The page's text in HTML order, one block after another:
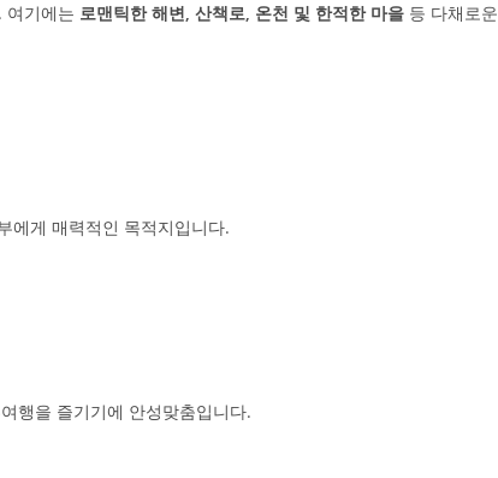
여기에는 로맨틱한 해변, 산책로, 온천 및 한적한 마을 등 다채로운
에게 매력적인 목적지입니다.
행을 즐기기에 안성맞춤입니다.